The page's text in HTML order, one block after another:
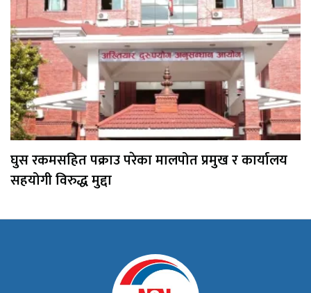
घुस रकमसहित पक्राउ परेका मालपोत प्रमुख र कार्यालय
सहयोगी विरुद्ध मुद्दा